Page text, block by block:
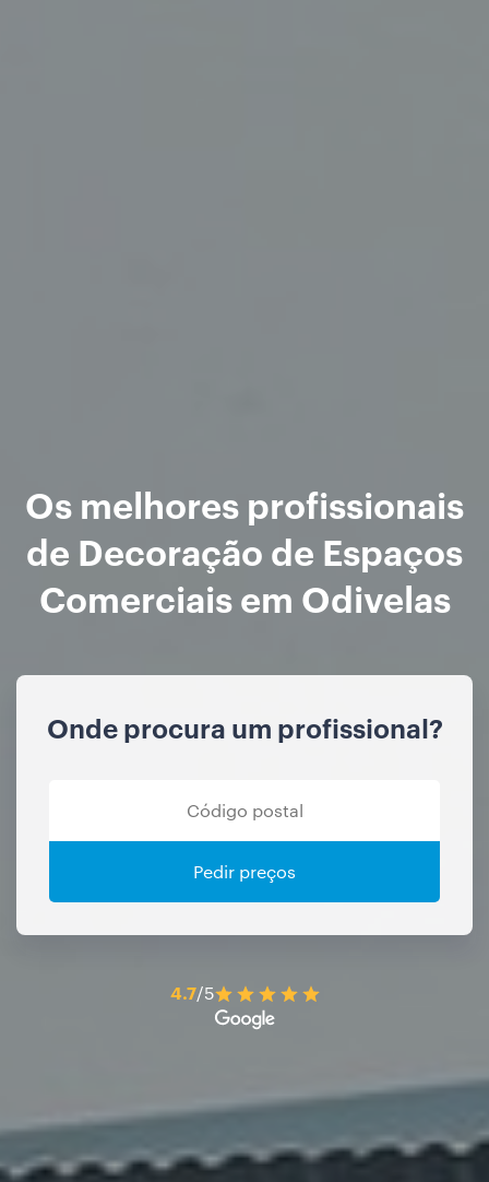
Os melhores profissionais
de Decoração de Espaços
Comerciais em Odivelas
Onde procura um profissional?
Pedir preços
4.7/5